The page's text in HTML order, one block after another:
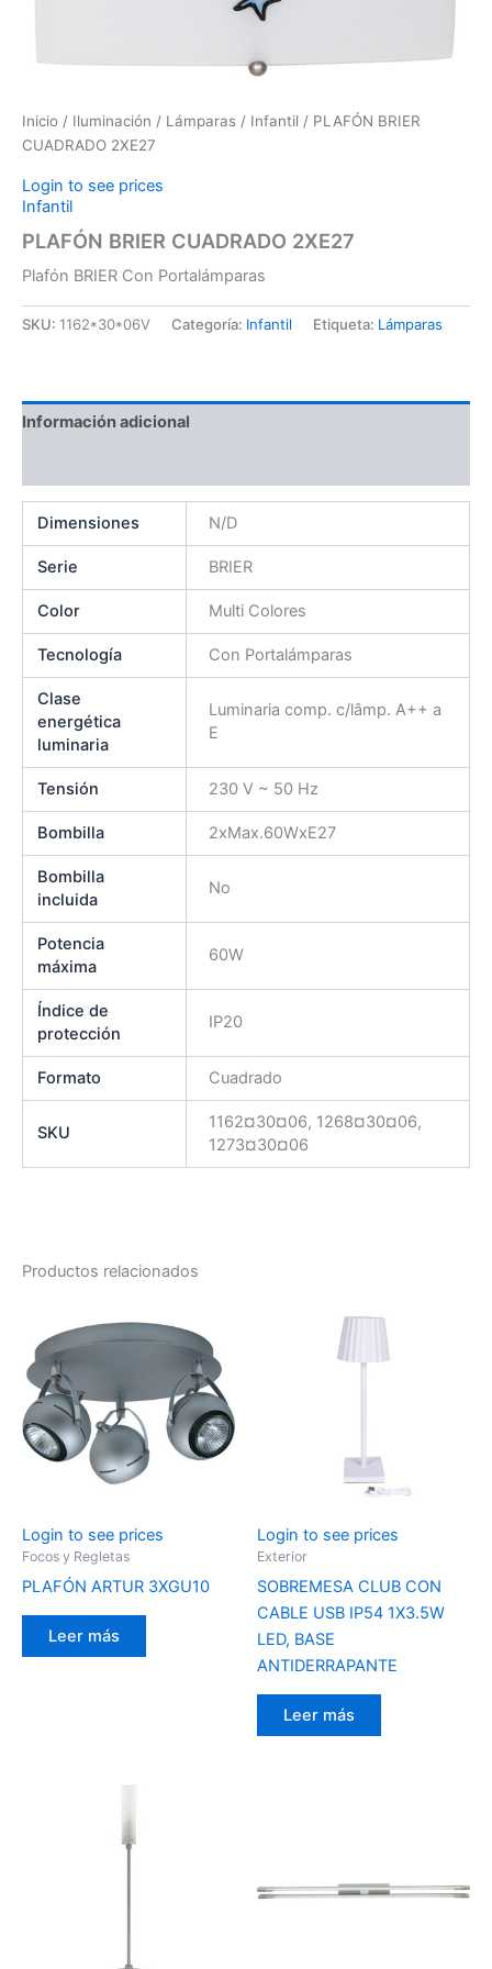
Inicio / Iluminación / Lámparas / Infantil / PLAFÓN BRIER
CUADRADO 2XE27
Login to see prices
Infantil
PLAFÓN BRIER CUADRADO 2XE27
Plafón BRIER Con Portalámparas
SKU: 1162*30*06V Categoría: Infantil Etiqueta: Lámparas
Información adicional
Dimensiones N/D
Serie BRIER
Color Multi Colores
Tecnología Con Portalámparas
Clase
energética
luminaria
Luminaria comp. c/lâmp. A++ a
E
Tensión 230 V ~ 50 Hz
Bombilla 2xMax.60WxE27
Bombilla
incluida
No
Potencia
máxima
60W
Índice de
protección
IP20
Formato Cuadrado
SKU
1162¤30¤06, 1268¤30¤06,
1273¤30¤06
Productos relacionados
Login to see prices
Focos y Regletas
PLAFÓN ARTUR 3XGU10
Leer más
Login to see prices
Exterior
SOBREMESA CLUB CON
CABLE USB IP54 1X3.5W
LED, BASE
ANTIDERRAPANTE
Leer más